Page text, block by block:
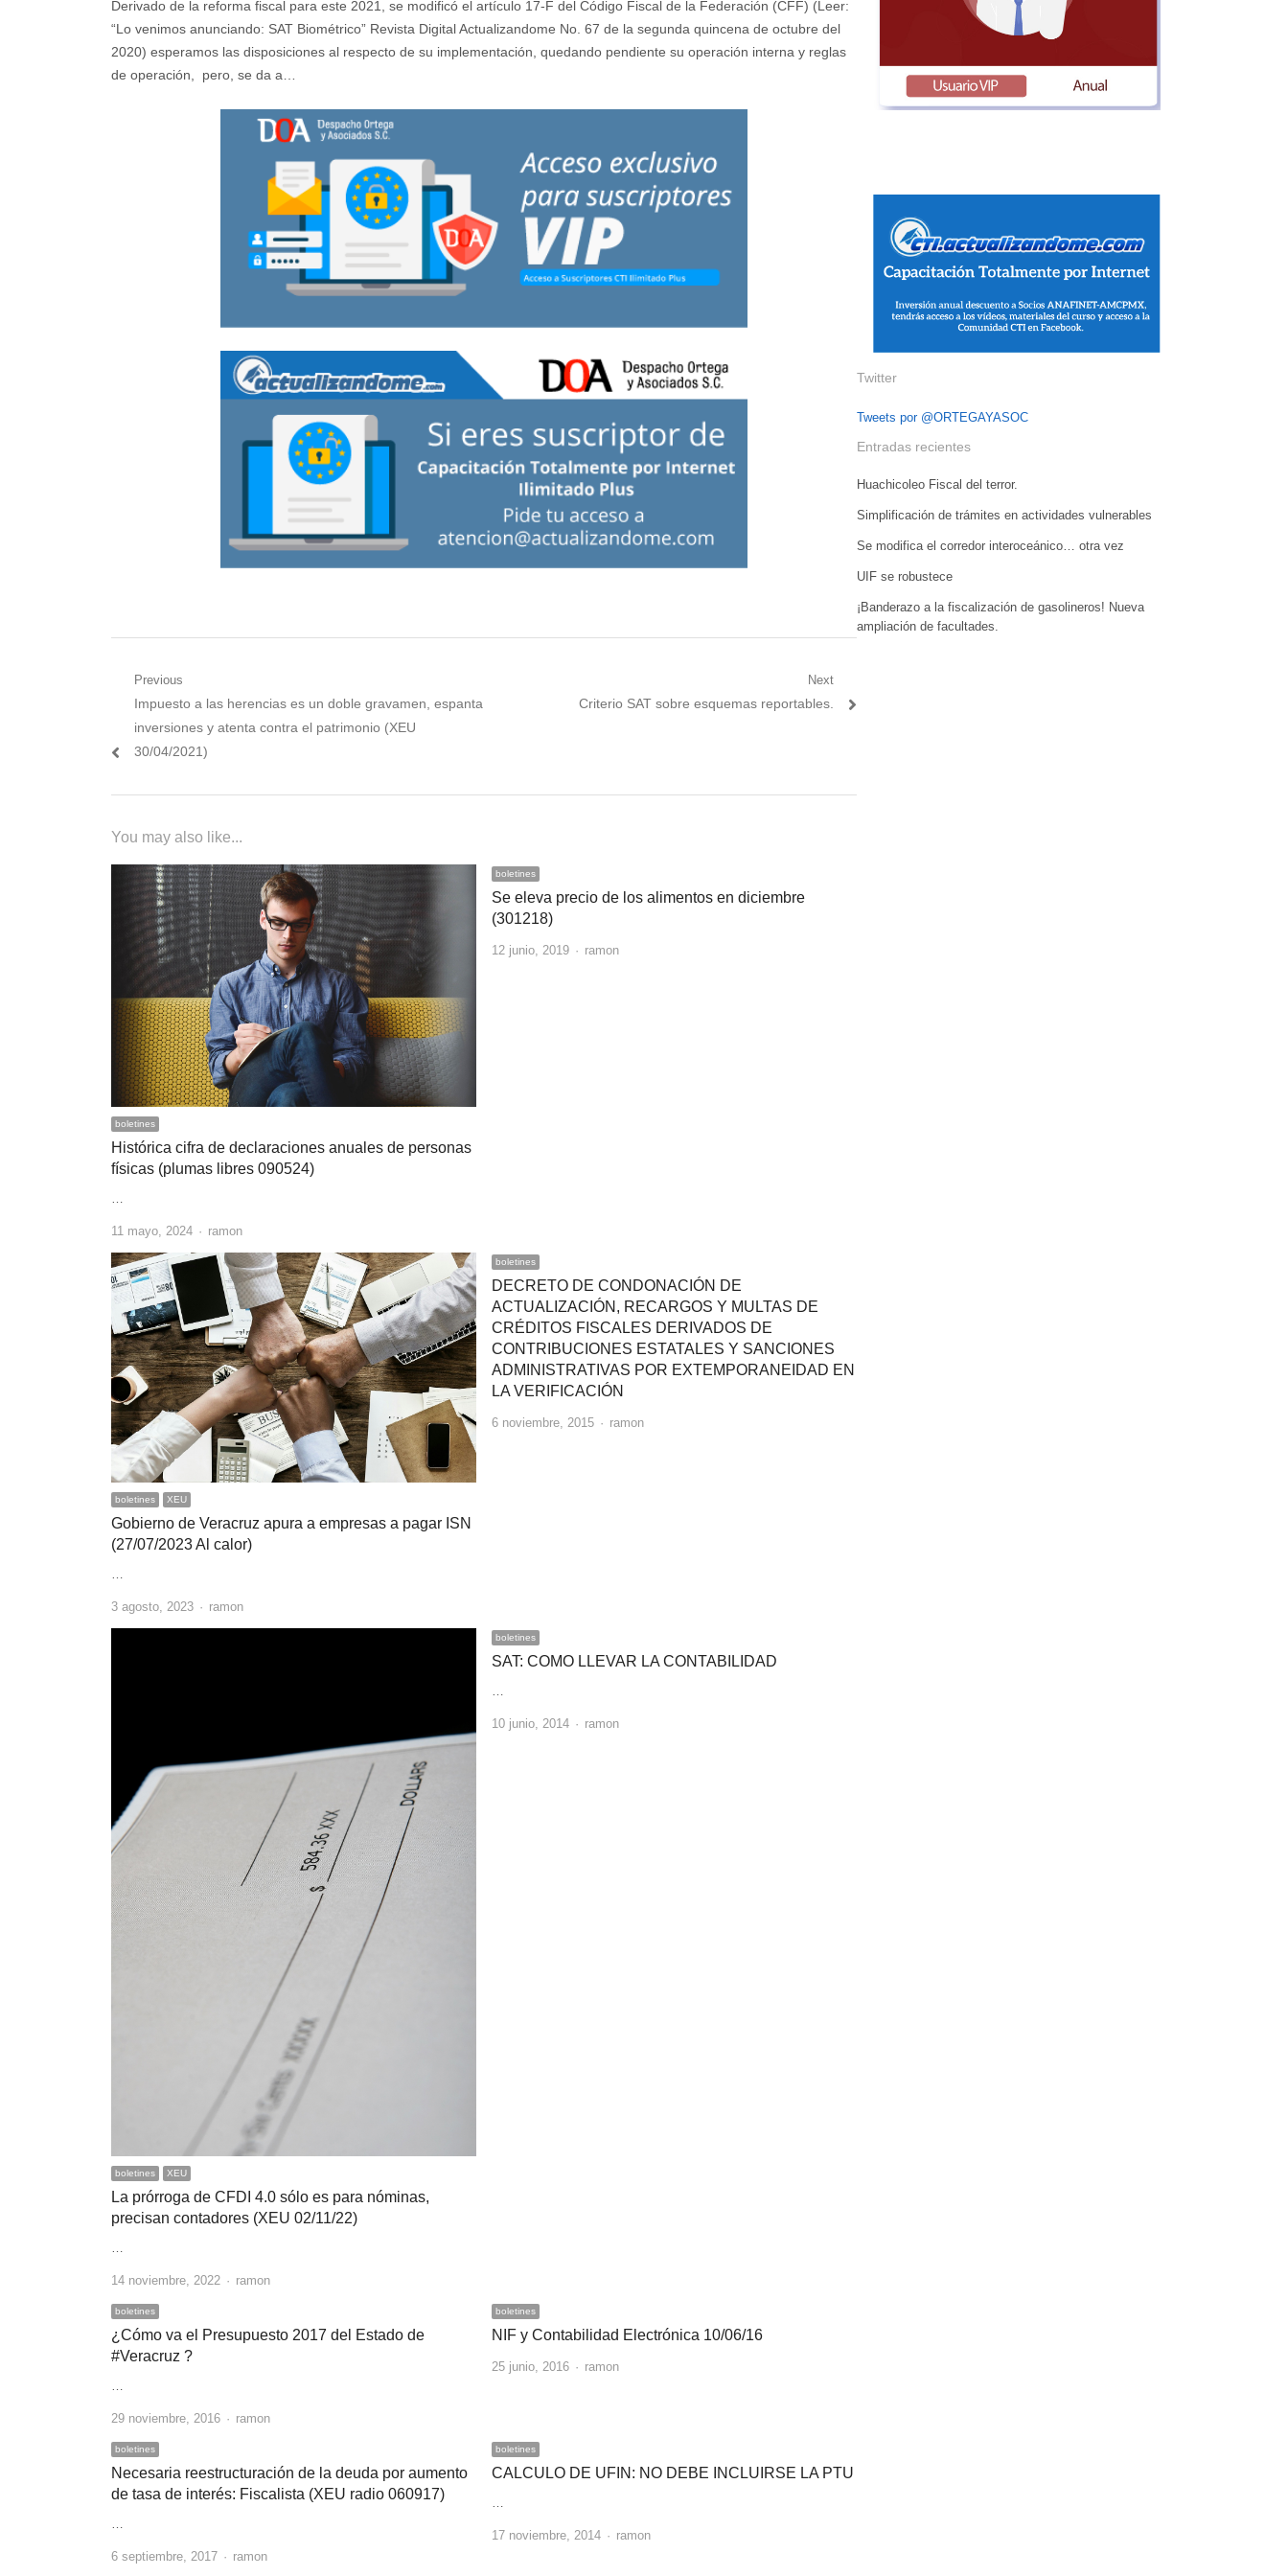
Derivado de la reforma fiscal para este 2021, se modificó el artículo 17-F del Código Fiscal de la Federación (CFF) (Leer:
“Lo venimos anunciando: SAT Biométrico” Revista Digital Actualizandome No. 67 de la segunda quincena de octubre del
2020) esperamos las disposiciones al respecto de su implementación, quedando pendiente su operación interna y reglas
de operación, pero, se da a…
Navegación
entradas
Previous
Previous
post:
Impuesto a las herencias es un doble gravamen, espanta
inversiones y atenta contra el patrimonio (XEU
30/04/2021)
Next
Next
Criterio SAT sobre esquemas reportables.
You may also like...
boletines
Histórica cifra de declaraciones anuales de personas
físicas (plumas libres 090524)
11 mayo, 2024 Author
ramon
boletines
Se eleva precio de los alimentos en diciembre
(301218)
12 junio, 2019 Author
ramon
boletines XEU
Gobierno de Veracruz apura a empresas a pagar ISN
(27/07/2023 Al calor)
…
3 agosto, 2023 Author
ramon
boletines
DECRETO DE CONDONACIÓN DE
ACTUALIZACIÓN, RECARGOS Y MULTAS DE
CRÉDITOS FISCALES DERIVADOS DE
CONTRIBUCIONES ESTATALES Y SANCIONES
ADMINISTRATIVAS POR EXTEMPORANEIDAD EN
LA VERIFICACIÓN
6 noviembre, 2015 Author
ramon
boletines XEU
La prórroga de CFDI 4.0 sólo es para nóminas,
precisan contadores (XEU 02/11/22)
…
14 noviembre, 2022 Author
ramon
boletines
SAT: COMO LLEVAR LA CONTABILIDAD
…
10 junio, 2014 Author
ramon
boletines
¿Cómo va el Presupuesto 2017 del Estado de
#Veracruz ?
…
29 noviembre, 2016 Author
ramon
boletines
NIF y Contabilidad Electrónica 10/06/16
25 junio, 2016 Author
ramon
boletines
Necesaria reestructuración de la deuda por aumento
de tasa de interés: Fiscalista (XEU radio 060917)
…
6 septiembre, 2017 Author
ramon
boletines
CALCULO DE UFIN: NO DEBE INCLUIRSE LA PTU
…
17 noviembre, 2014 Author
ramon
Twitter
Tweets por @ORTEGAYASOC
Entradas recientes
Huachicoleo Fiscal del terror.
Simplificación de trámites en actividades vulnerables
Se modifica el corredor interoceánico… otra vez
UIF se robustece
¡Banderazo a la fiscalización de gasolineros! Nueva
ampliación de facultades.